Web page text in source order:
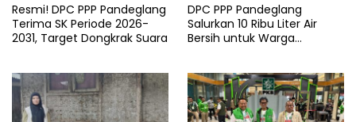
Resmi! DPC PPP Pandeglang
Terima SK Periode 2026-
2031, Target Dongkrak Suara
DPC PPP Pandeglang
Salurkan 10 Ribu Liter Air
Bersih untuk Warga